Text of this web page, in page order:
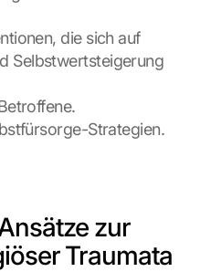
die sich auf
Selbstwertsteigerung
Strategien.
zur
Traumata